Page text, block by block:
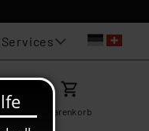
Services
Merkzettel Warenkorb